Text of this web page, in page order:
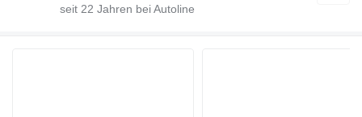
seit 22 Jahren bei Autoline